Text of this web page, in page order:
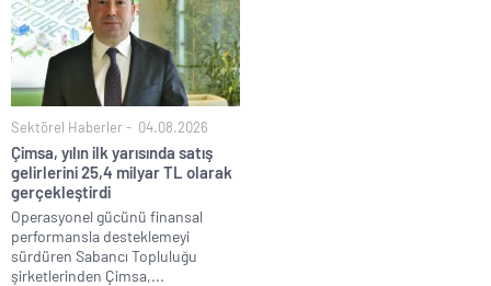
Sektörel Haberler 04.08.2026
Çimsa, yılın ilk yarısında satış
gelirlerini 25,4 milyar TL olarak
gerçekleştirdi
Operasyonel gücünü finansal
performansla desteklemeyi
sürdüren Sabancı Topluluğu
şirketlerinden Çimsa,...